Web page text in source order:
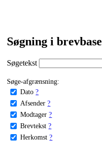
Søgning i
Søgetekst
Søge-afgrænsning:
Dato ?
Afsender ?
Modtager ?
Brevtekst ?
Herkomst ?